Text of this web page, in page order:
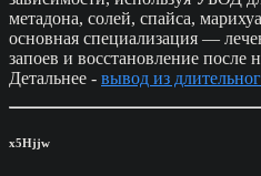
метадона, солей, спайса,
основная специализация —
запоев и восстановление после
Детальнее - вывод из
x5Hjjw